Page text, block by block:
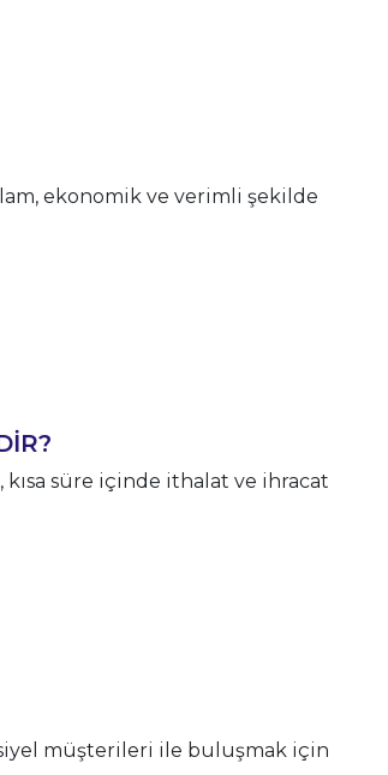
ekonomik ve verimli şekilde
kısa süre içinde ithalat ve ihracat
müşterileri ile buluşmak için